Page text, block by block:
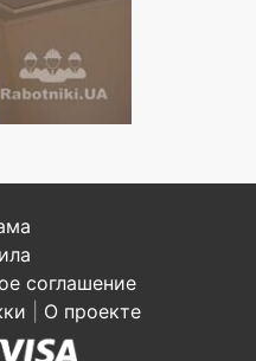
соглашение
О проекте